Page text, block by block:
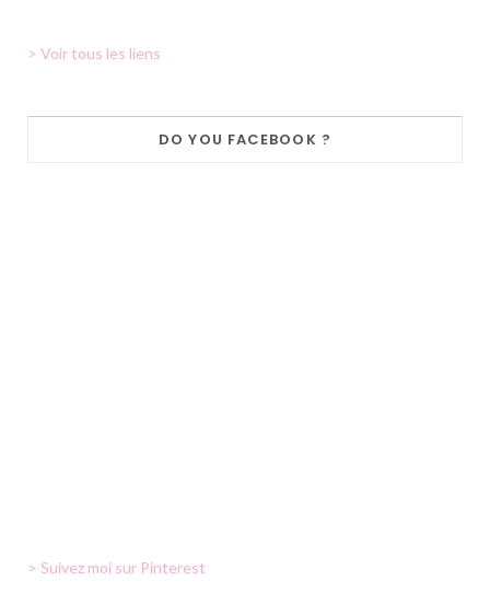
> Voir tous les liens
DO YOU FACEBOOK ?
> Suivez moi sur Pinterest